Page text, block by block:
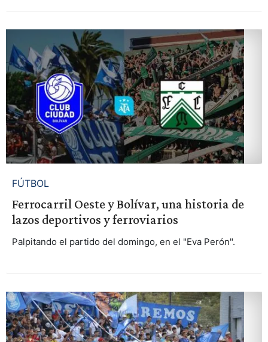
FÚTBOL
Ferrocarril Oeste y Bolívar, una historia de
lazos deportivos y ferroviarios
Palpitando el partido del domingo, en el "Eva Perón".